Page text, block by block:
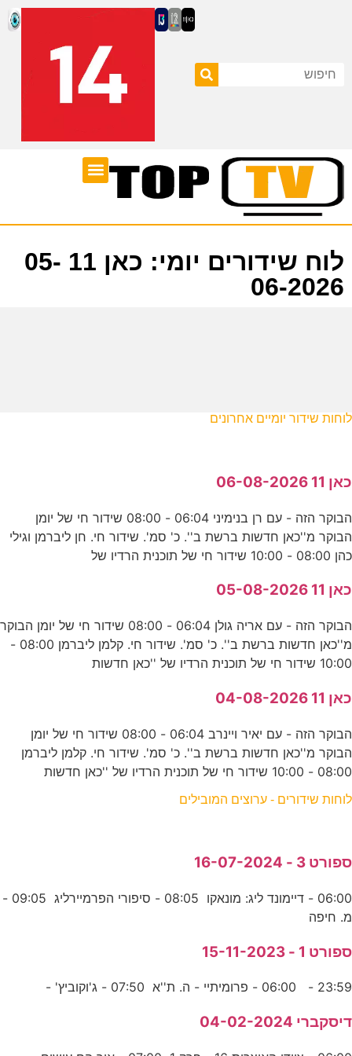
לוח שידורים יומי: כאן 11 05-
06-2026
לוחות שידור יומיים אחרונים
כאן 11 06-08-2026
הבוקר הזה - עם רן בנימיני 06:04 - 08:00 שידור חי של יומן
הבוקר מ''כאן חדשות ברשת ב''. כ' סמ'. שידור חי. חן ליברמן וגילי
כהן 08:00 - 10:00 שידור חי של תוכנית הרדיו של
כאן 11 05-08-2026
הבוקר הזה - עם אריה גולן 06:04 - 08:00 שידור חי של יומן הבוקר
מ''כאן חדשות ברשת ב''. כ' סמ'. שידור חי. קלמן ליברמן 08:00 -
10:00 שידור חי של תוכנית הרדיו של ''כאן חדשות
כאן 11 04-08-2026
הבוקר הזה - עם יאיר ויינרב 06:04 - 08:00 שידור חי של יומן
הבוקר מ''כאן חדשות ברשת ב''. כ' סמ'. שידור חי. קלמן ליברמן
08:00 - 10:00 שידור חי של תוכנית הרדיו של ''כאן חדשות
לוחות שידורים - ערוצים המובילים
ספורט 3 - 16-07-2024
06:00 - דיימונד ליג: מונאקו 08:05 - סיפורי הפרמיירליג 09:05 -
מ. חיפה
ספורט 1 - 15-11-2023
23:59 - 06:00 - פרומיתיי - ה. ת''א 07:50 - ג'וקוביץ' -
דיסקברי 04-02-2024